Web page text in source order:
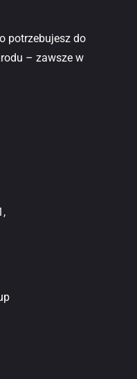
potrzebujesz do
– zawsze w